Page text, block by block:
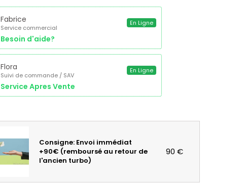
Fabrice
Service commercial
Besoin d'aide?
En Ligne
Flora
Suivi de commande / SAV
Service Apres Vente
En Ligne
Consigne: Envoi immédiat
+90€ (remboursé au retour de
l'ancien turbo)
90 €